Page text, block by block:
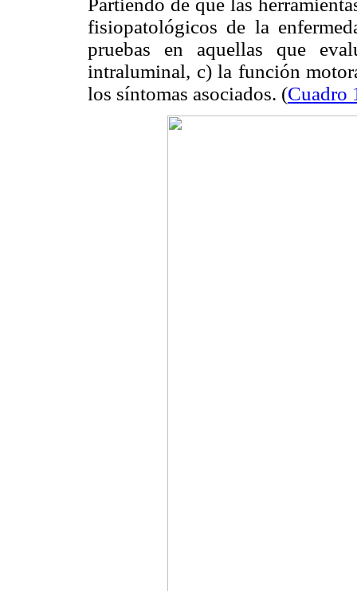
fisiopatológicos de la
pruebas en aquellas que
intraluminal, c) la función
los síntomas asociados. (Cuadro